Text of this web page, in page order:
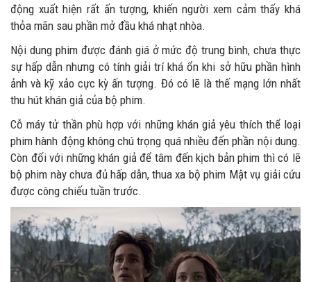
động xuất hiện rất ấn tượng, khiến người xem cảm thấy khá
thỏa mãn sau phần mở đầu khá nhạt nhòa.
Nội dung phim được đánh giá ở mức độ trung bình, chưa thực
sự hấp dẫn nhưng có tính giải trí khá ổn khi sở hữu phần hình
ảnh và kỹ xảo cực kỳ ấn tượng. Đó có lẽ là thế mạng lớn nhất
thu hút khán giả của bộ phim.
Cỗ máy tử thần phù hợp với những khán giả yêu thích thể loại
phim hành động không chú trọng quá nhiều đến phần nội dung.
Còn đối với những khán giả để tâm đến kịch bản phim thì có lẽ
bộ phim này chưa đủ hấp dẫn, thua xa bộ phim Mật vụ giải cứu
được công chiếu tuần trước.